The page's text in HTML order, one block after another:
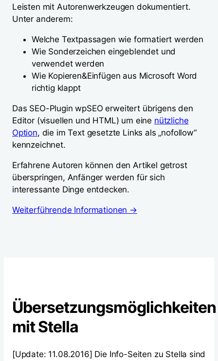
Leisten mit Autorenwerkzeugen dokumentiert.
Unter anderem:
Welche Textpassagen wie formatiert werden
Wie Sonderzeichen eingeblendet und
verwendet werden
Wie Kopieren&Einfügen aus Microsoft Word
richtig klappt
Das SEO-Plugin wpSEO erweitert übrigens den
Editor (visuellen und HTML) um eine nützliche
Option, die im Text gesetzte Links als „nofollow“
kennzeichnet.
Erfahrene Autoren können den Artikel getrost
überspringen, Anfänger werden für sich
interessante Dinge entdecken.
Weiterführende Informationen →
Übersetzungsmöglichkeiten
mit Stella
[Update: 11.08.2016] Die Info-Seiten zu Stella sind